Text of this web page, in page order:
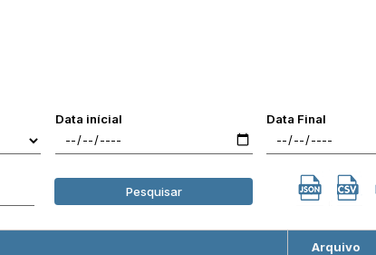
Data inícial Data Final
Pesquisar
Arquivo